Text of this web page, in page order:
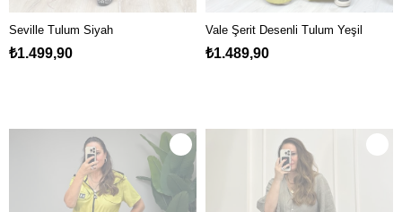
Seville Tulum Siyah
₺1.499,90
Vale Şerit Desenli Tulum Yeşil
₺1.489,90